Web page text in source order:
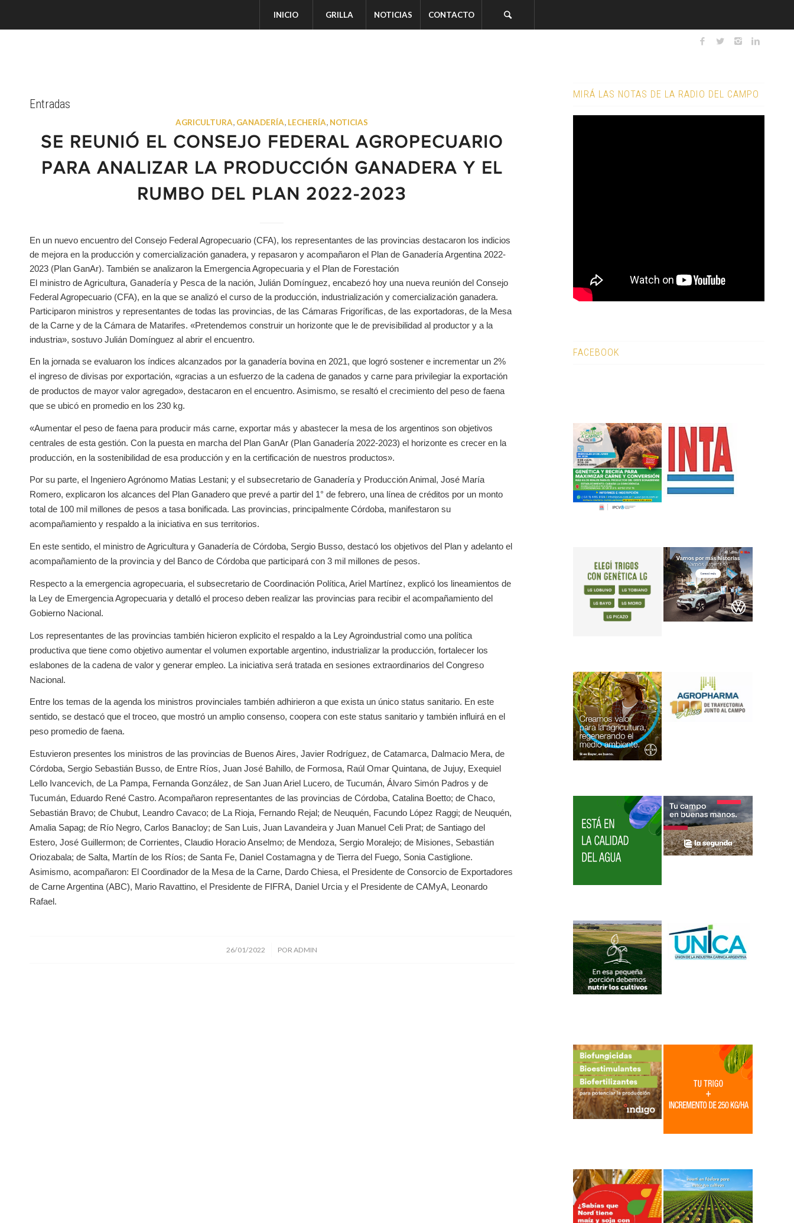
INICIO GRILLA NOTICIAS CONTACTO
Entradas
AGRICULTURA, GANADERÍA, LECHERÍA, NOTICIAS
SE REUNIÓ EL CONSEJO FEDERAL AGROPECUARIO
PARA ANALIZAR LA PRODUCCIÓN GANADERA Y EL
RUMBO DEL PLAN 2022-2023
En un nuevo encuentro del Consejo Federal Agropecuario (CFA), los representantes de las provincias destacaron los indicios
de mejora en la producción y comercialización ganadera, y repasaron y acompañaron el Plan de Ganadería Argentina 2022-
2023 (Plan GanAr). También se analizaron la Emergencia Agropecuaria y el Plan de Forestación
El ministro de Agricultura, Ganadería y Pesca de la nación, Julián Domínguez, encabezó hoy una nueva reunión del Consejo
Federal Agropecuario (CFA), en la que se analizó el curso de la producción, industrialización y comercialización ganadera.
Participaron ministros y representantes de todas las provincias, de las Cámaras Frigoríficas, de las exportadoras, de la Mesa
de la Carne y de la Cámara de Matarifes. «Pretendemos construir un horizonte que le de previsibilidad al productor y a la
industria», sostuvo Julián Domínguez al abrir el encuentro.
En la jornada se evaluaron los índices alcanzados por la ganadería bovina en 2021, que logró sostener e incrementar un 2%
el ingreso de divisas por exportación, «gracias a un esfuerzo de la cadena de ganados y carne para privilegiar la exportación
de productos de mayor valor agregado», destacaron en el encuentro. Asimismo, se resaltó el crecimiento del peso de faena
que se ubicó en promedio en los 230 kg.
«Aumentar el peso de faena para producir más carne, exportar más y abastecer la mesa de los argentinos son objetivos
centrales de esta gestión. Con la puesta en marcha del Plan GanAr (Plan Ganadería 2022-2023) el horizonte es crecer en la
producción, en la sostenibilidad de esa producción y en la certificación de nuestros productos».
Por su parte, el Ingeniero Agrónomo Matias Lestani; y el subsecretario de Ganadería y Producción Animal, José María
Romero, explicaron los alcances del Plan Ganadero que prevé a partir del 1° de febrero, una línea de créditos por un monto
total de 100 mil millones de pesos a tasa bonificada. Las provincias, principalmente Córdoba, manifestaron su
acompañamiento y respaldo a la iniciativa en sus territorios.
En este sentido, el ministro de Agricultura y Ganadería de Córdoba, Sergio Busso, destacó los objetivos del Plan y adelanto el
acompañamiento de la provincia y del Banco de Córdoba que participará con 3 mil millones de pesos.
Respecto a la emergencia agropecuaria, el subsecretario de Coordinación Política, Ariel Martínez, explicó los lineamientos de
la Ley de Emergencia Agropecuaria y detalló el proceso deben realizar las provincias para recibir el acompañamiento del
Gobierno Nacional.
Los representantes de las provincias también hicieron explicito el respaldo a la Ley Agroindustrial como una política
productiva que tiene como objetivo aumentar el volumen exportable argentino, industrializar la producción, fortalecer los
eslabones de la cadena de valor y generar empleo. La iniciativa será tratada en sesiones extraordinarios del Congreso
Nacional.
Entre los temas de la agenda los ministros provinciales también adhirieron a que exista un único status sanitario. En este
sentido, se destacó que el troceo, que mostró un amplio consenso, coopera con este status sanitario y también influirá en el
peso promedio de faena.
Estuvieron presentes los ministros de las provincias de Buenos Aires, Javier Rodríguez, de Catamarca, Dalmacio Mera, de
Córdoba, Sergio Sebastián Busso, de Entre Ríos, Juan José Bahillo, de Formosa, Raúl Omar Quintana, de Jujuy, Exequiel
Lello Ivancevich, de La Pampa, Fernanda González, de San Juan Ariel Lucero, de Tucumán, Álvaro Simón Padros y de
Tucumán, Eduardo René Castro. Acompañaron representantes de las provincias de Córdoba, Catalina Boetto; de Chaco,
Sebastián Bravo; de Chubut, Leandro Cavaco; de La Rioja, Fernando Rejal; de Neuquén, Facundo López Raggi; de Neuquén,
Amalia Sapag; de Río Negro, Carlos Banacloy; de San Luis, Juan Lavandeira y Juan Manuel Celi Prat; de Santiago del
Estero, José Guillermon; de Corrientes, Claudio Horacio Anselmo; de Mendoza, Sergio Moralejo; de Misiones, Sebastián
Oriozabala; de Salta, Martín de los Ríos; de Santa Fe, Daniel Costamagna y de Tierra del Fuego, Sonia Castiglione.
Asimismo, acompañaron: El Coordinador de la Mesa de la Carne, Dardo Chiesa, el Presidente de Consorcio de Exportadores
de Carne Argentina (ABC), Mario Ravattino, el Presidente de FIFRA, Daniel Urcia y el Presidente de CAMyA, Leonardo
Rafael.
26/01/2022
/ PORADMIN
MIRÁ LAS NOTAS DE LA RADIO DEL CAMPO
FACEBOOK